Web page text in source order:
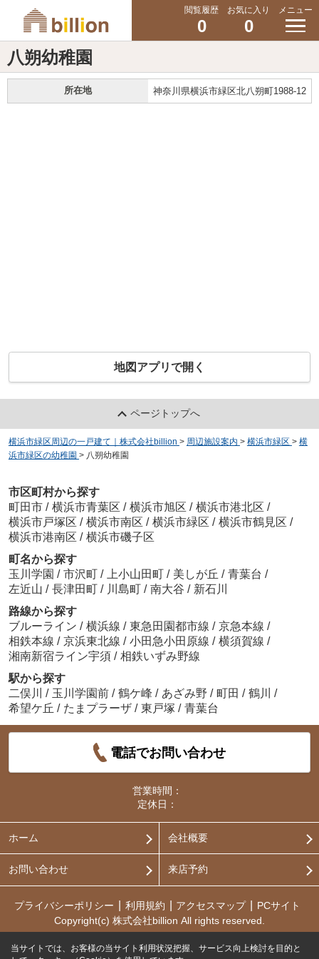
閲覧履歴
0
お気に入り
0
メニュー
八朔幼稚園
所在地 神奈川県横浜市緑区北八朔町1988-12
地図アプリで開く
ページトップへ
横浜市緑区周辺の一戸建て｜株式会社billion > 周辺施設案内 > 横浜市緑区 > 横
浜市緑区の幼稚園 > 八朔幼稚園
市区町村から探す
町田市 / 横浜市青葉区 / 横浜市旭区 / 横浜市港北区 /
横浜市戸塚区 / 横浜市南区 / 横浜市緑区 / 横浜市鶴見区 /
横浜市港南区 / 横浜市磯子区
町名から探す
玉川学園 / 市沢町 / 上小山田町 / 美しが丘 / 青葉台 /
左近山 / 長津田町 / 川島町 / 南大谷 / 新石川
路線から探す
ブルーライン / 横浜線 / 東急田園都市線 / 京急本線 /
相鉄本線 / 京浜東北線 / 小田急小田原線 / 横須賀線 /
湘南新宿ライン宇須 / 相鉄いずみ野線
駅から探す
二俣川
/ 玉川学園前 / 鶴ケ峰 / あざみ野 / 町田 / 鶴川
/
希望ケ丘 / たまプラーザ / 東戸塚 / 青葉台
電話でお問い合わせ
営業時間：
定休日：
ホーム 会社概要
お問い合わせ 来店予約
プライバシーポリシー 利用規約 アクセスマップ
PCサイト
Copyright(c) 株式会社billion All rights reserved.
当サイトでは、お客様の当サイト利用状況把握、サービス向上検討を目的と